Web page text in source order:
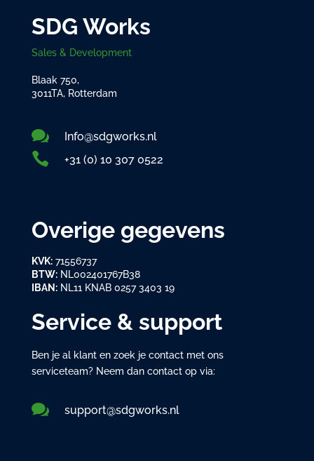
SDG Works
Sales & Development
Blaak 750,
3011TA, Rotterdam
 Info@sdgworks.nl
 +31 (0) 10 307 0522
Overige gegevens
KVK:71556737
BTW:NL002401767B38
IBAN:NL11 KNAB 0257 3403 19
Service & support
Ben je al klant en zoek je contact met ons
serviceteam? Neem dan contact op via:
 support@sdgworks.nl